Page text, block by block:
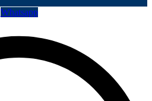
Whatsapp